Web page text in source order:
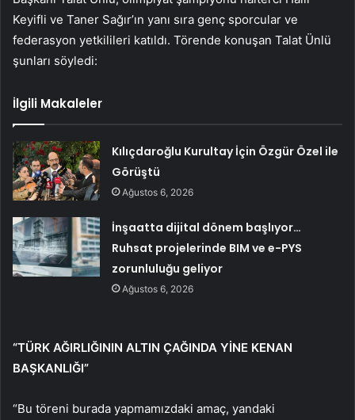
Keyifli ve Taner Sağır’ın yanı sıra genç sporcular ve
federasyon yetkilileri katıldı. Törende konuşan Talat Ünlü
şunları söyledi:
İlgili Makaleler
Kılıçdaroğlu Kurultay İçin Özgür Özel ile
Görüştü
Ağustos 6, 2026
İnşaatta dijital dönem başlıyor…
Ruhsat projelerinde BIM ve e-PYS
zorunluluğu geliyor
Ağustos 6, 2026
“TÜRK AĞIRLIĞININ ALTIN ​​ÇAĞINDA YİNE KENAN
BAŞKANLIĞI”
“Bu töreni burada yapmamızdaki amaç, yandaki